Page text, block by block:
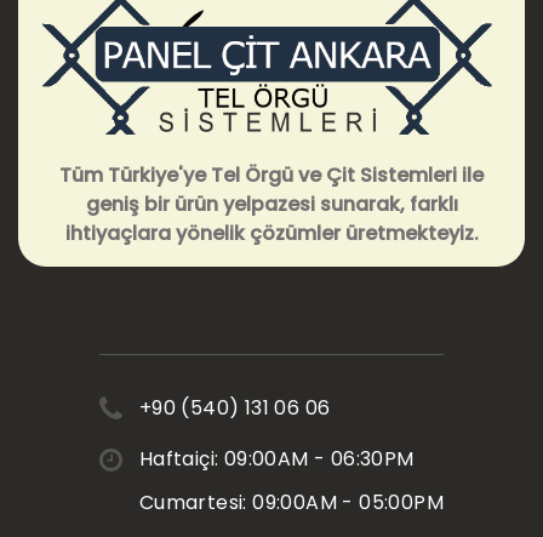
Tüm Türkiye'ye Tel Örgü ve Çit Sistemleri ile
geniş bir ürün yelpazesi sunarak, farklı
ihtiyaçlara yönelik çözümler üretmekteyiz.
+90 (540) 131 06 06
Haftaiçi: 09:00AM - 06:30PM
Cumartesi: 09:00AM - 05:00PM